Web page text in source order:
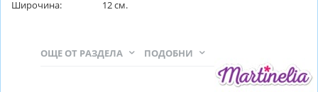
Широчина: 12см.
ПОДОБНИ
ОЩЕ ОТ РАЗДЕЛА